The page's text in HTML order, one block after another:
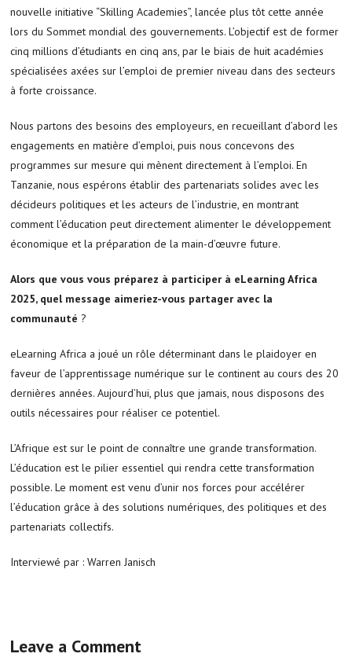
nouvelle initiative “Skilling Academies”, lancée plus tôt cette année
lors du Sommet mondial des gouvernements. L’objectif est de former
cinq millions d’étudiants en cinq ans, par le biais de huit académies
spécialisées axées sur l’emploi de premier niveau dans des secteurs
à forte croissance.
Nous partons des besoins des employeurs, en recueillant d’abord les
engagements en matière d’emploi, puis nous concevons des
programmes sur mesure qui mènent directement à l’emploi. En
Tanzanie, nous espérons établir des partenariats solides avec les
décideurs politiques et les acteurs de l’industrie, en montrant
comment l’éducation peut directement alimenter le développement
économique et la préparation de la main-d’œuvre future.
Alors que vous vous préparez à participer à eLearning Africa
2025, quel message aimeriez-vous partager avec la
communauté?
eLearning Africa a joué un rôle déterminant dans le plaidoyer en
faveur de l’apprentissage numérique sur le continent au cours des 20
dernières années. Aujourd’hui, plus que jamais, nous disposons des
outils nécessaires pour réaliser ce potentiel.
L’Afrique est sur le point de connaître une grande transformation.
L’éducation est le pilier essentiel qui rendra cette transformation
possible. Le moment est venu d’unir nos forces pour accélérer
l’éducation grâce à des solutions numériques, des politiques et des
partenariats collectifs.
Interviewé par : Warren Janisch
Leave a Comment